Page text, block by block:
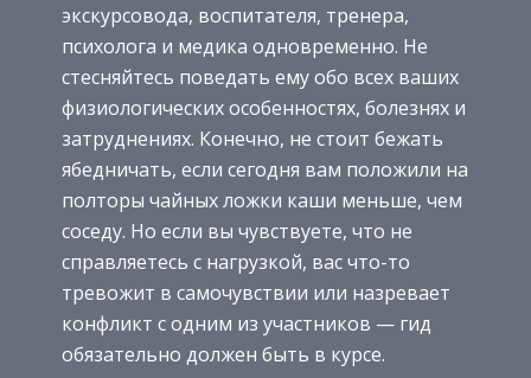
экскурсовода, воспитателя, тренера,
психолога и медика одновременно. Не
стесняйтесь поведать ему обо всех ваших
физиологических особенностях, болезнях и
затруднениях. Конечно, не стоит бежать
ябедничать, если сегодня вам положили на
полторы чайных ложки каши меньше, чем
соседу. Но если вы чувствуете, что не
справляетесь с нагрузкой, вас что-то
тревожит в самочувствии или назревает
конфликт с одним из участников — гид
обязательно должен быть в курсе.